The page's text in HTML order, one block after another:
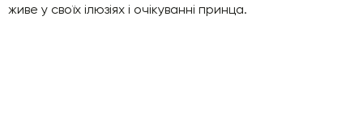
живе у своїх ілюзіях і очікуванні принца.